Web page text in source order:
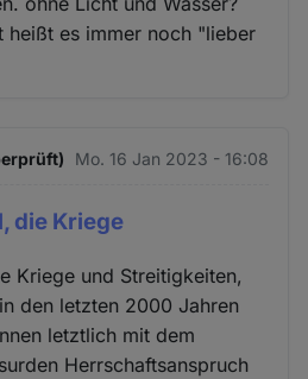
heißt es immer noch "lieber
Mo. 16 Jan 2023 - 16:08
die Kriege
Kriege und Streitigkeiten,
den letzten 2000 Jahren
letztlich mit dem
Herrschaftsanspruch